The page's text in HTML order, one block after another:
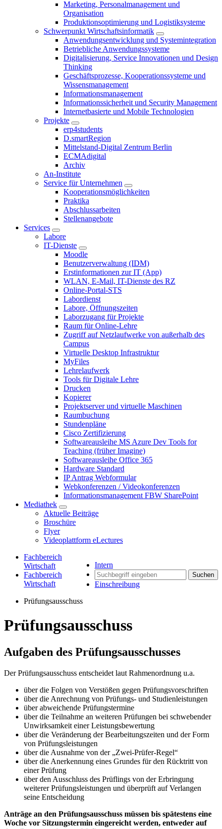
Marketing, Personalmanagement und
Organisation
Produktionsoptimierung und Logistiksysteme
Schwerpunkt Wirtschaftsinformatik
Anwendungsentwicklung und Systemintegration
Betriebliche Anwendungssysteme
Digitalisierung, Service Innovationen und Design
Thinking
Geschäftsprozesse, Kooperationssysteme und
Wissensmanagement
Informationsmanagement
Informationssicherheit und Security Management
Internetbasierte und Mobile Technologien
Projekte
erp4students
D.smartRegion
Mittelstand-Digital Zentrum Berlin
ECMAdigital
Archiv
An-Institute
Service für Unternehmen
Kooperationsmöglichkeiten
Praktika
Abschlussarbeiten
Stellenangebote
Services
Labore
IT-Dienste
Moodle
Benutzerverwaltung (IDM)
Erstinformationen zur IT (App)
WLAN, E-Mail, IT-Dienste des RZ
Online-Portal-STS
Labordienst
Labore, Öffnungszeiten
Laborzugang für Projekte
Raum für Online-Lehre
Zugriff auf Netzlaufwerke von außerhalb des
Campus
Virtuelle Desktop Infrastruktur
MyFiles
Lehrelaufwerk
Tools für Digitale Lehre
Drucken
Kopierer
Projektserver und virtuelle Maschinen
Raumbuchung
Stundenpläne
Cisco Zertifizierung
Softwareausleihe MS Azure Dev Tools for
Teaching (früher Imagine)
Softwareausleihe Office 365
Hardware Standard
IP Antrag Webformular
Webkonferenzen / Videokonferenzen
Informationsmanagement FBW SharePoint
Mediathek
Aktuelle Beiträge
Broschüre
Flyer
Videoplattform eLectures
Intern
Suchen
Einschreibung
Fachbereich
Wirtschaft
Fachbereich
Wirtschaft
Prüfungsausschuss
Prüfungsausschuss
Aufgaben des Prüfungsausschusses
Der Prüfungsausschuss entscheidet laut Rahmenordnung u.a.
über die Folgen von Verstößen gegen Prüfungsvorschriften
über die Anrechnung von Prüfungs- und Studienleistungen
über abweichende Prüfungstermine
über die Teilnahme an weiteren Prüfungen bei schwebender
Unwirksamkeit einer Leistungsbewertung
über die Veränderung der Bearbeitungszeiten und der Form
von Prüfungsleistungen
über die Ausnahme von der „Zwei-Prüfer-Regel“
über die Anerkennung eines Grundes für den Rücktritt von
einer Prüfung
über den Ausschluss des Prüflings von der Erbringung
weiterer Prüfungsleistungen und überprüft auf Verlangen
seine Entscheidung
Anträge an den Prüfungsausschuss müssen bis spätestens eine
Woche vor Sitzungstermin eingereicht werden, entweder auf